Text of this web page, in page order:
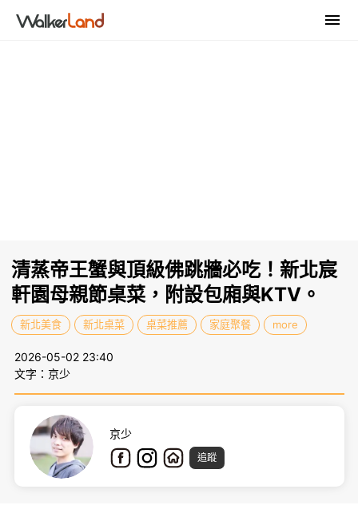
清蒸帝王蟹與頂級佛跳牆必吃！新北宸
軒園母親節桌菜，附設包廂與KTV。
新北美食 新北桌菜 桌菜推薦 家庭聚餐 more
2026-05-02 23:40
文字：京少
京少
追蹤